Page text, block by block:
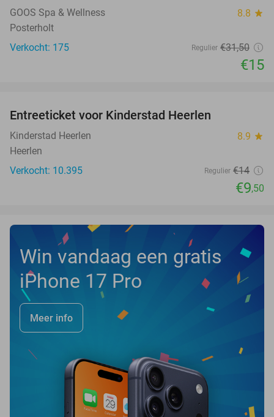
GOOS Spa & Wellness 8.8 star
Posterholt
Verkocht: 175
Regulier €31,50
€15
Entreeticket voor Kinderstad Heerlen
Kinderstad Heerlen 8.9 star
Heerlen
Verkocht: 10.395
Regulier €14
€9,50
Win vandaag een gratis
iPhone 17 Pro
Meer info